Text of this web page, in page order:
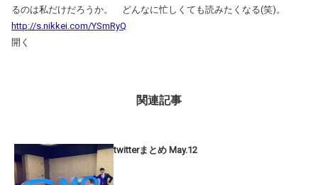
るのは私だけだろうか。 どんなに忙しくても読みたくなる(笑)。
http://s.nikkei.com/YSmRyQ
開く
関連記事
twitterまとめ May.12